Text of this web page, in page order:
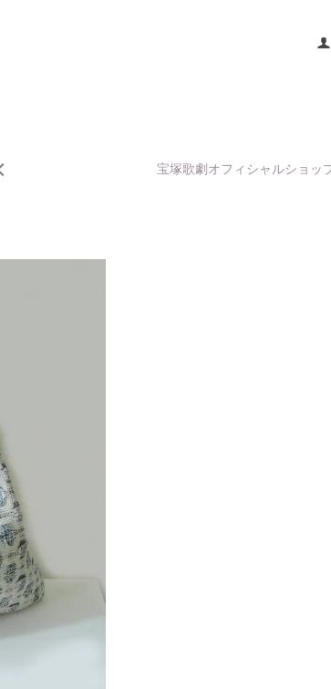
宝塚歌劇オフィシャルショ